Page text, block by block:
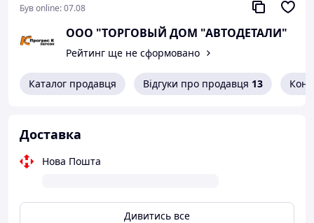
Був online:07.08
ООО "ТОРГОВЫЙ ДОМ "АВТОДЕТАЛИ"
Рейтинг ще не сформовано
Каталог продавця Відгуки про продавця 13
Доставка
Нова Пошта
Дивитись все